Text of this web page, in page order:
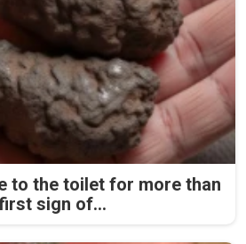
to the toilet for more than
sign of...